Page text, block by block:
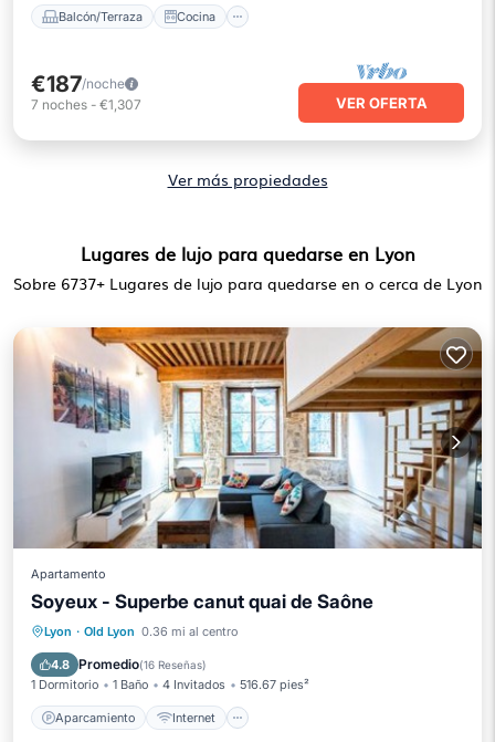
Balcón/Terraza Cocina
€187/noche
7 noches - €1,307 VER OFERTA
Ver más propiedades
Lugares de lujo para quedarse en Lyon
Sobre 6737+ Lugares de lujo para quedarse en o cerca de Lyon
Apartamento
Soyeux - Superbe canut quai de Saône
Lyon · Old Lyon 0.36 mi al centro
4.8 Promedio(16 Reseñas)
1 Dormitorio 1 Baño 4 Invitados 516.67 pies²
Aparcamiento Internet
Aparcamiento
Internet
Apto para niños